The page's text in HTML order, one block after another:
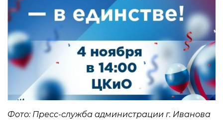
Фото: Пресс-служба администрации г. Иванова